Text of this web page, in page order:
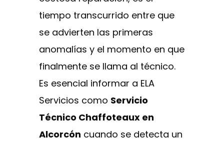
tiempo transcurrido entre que
se advierten las primeras
anomalías y el momento en que
finalmente se llama al técnico.
Es esencial informar a ELA
Servicios como Servicio
Técnico Chaffoteaux en
Alcorcón cuando se detecta un